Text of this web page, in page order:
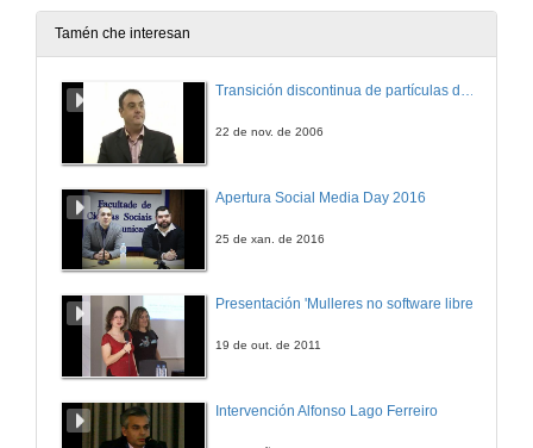
30 de out. de 2010
Tamén che interesan
Transición discontinua de partículas de microgel termosensible
22 de nov. de 2006
Apertura Social Media Day 2016
25 de xan. de 2016
Presentación 'Mulleres no software libre'
19 de out. de 2011
Intervención Alfonso Lago Ferreiro